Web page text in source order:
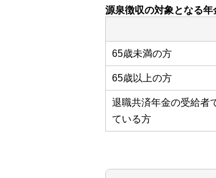
源泉徴収の対象となる年
65歳未満の方
65歳以上の方
退職共済年金の受給者
ている方